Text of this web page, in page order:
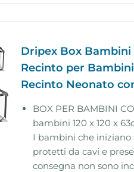
Dripex Box Bambini
Recinto per
Recinto Neonato
BOX PER BAMBINI
bambini 120 x 120 x
I bambini che iniziano
protetti da cavi e
consegna non sono